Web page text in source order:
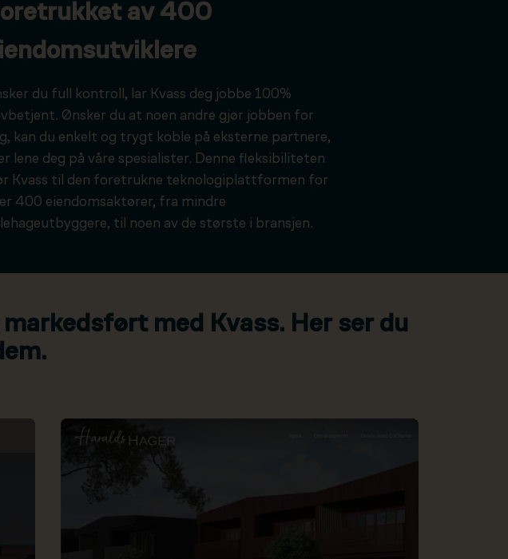
av 400
du full kontroll, lar Kvass deg jobbe 100%
Ønsker du at noen andre gjør jobben for
kan du enkelt og trygt koble på eksterne partnere,
lene deg på våre spesialister. Denne fleksibiliteten
Kvass til den foretrukne teknologiplattformen for
400 eiendomsaktører, fra mindre
til noen av de største i bransjen.
med Kvass. Her ser du